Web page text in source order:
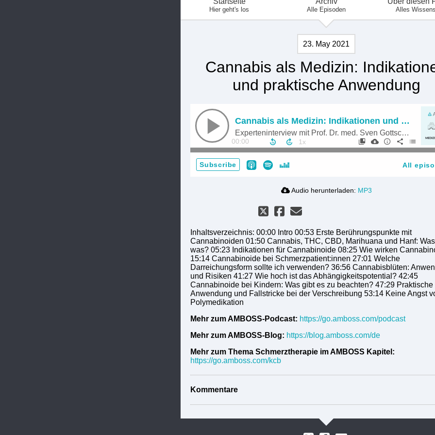
Hier geht's los Alle Episoden Alles
23. May 2021
Cannabis als Medizin:
und praktische Anwendung
Cannabis als Medizin: Indikationen und praktische Anwendung
Experteninterview mit Prof. Dr. med. Sven Gottschling (Universitätsklinikum des Saarlandes)
00:00
Subscribe All
Audio herunterladen: MP3
Inhaltsverzeichnis: 00:00 Intro 00:53 Erste Berührungspunkte mit
Cannabinoiden 01:50 Cannabis, THC, CBD, Marihuana und Hanf:
was? 05:23 Indikationen für Cannabinoide 08:25 Wie wirken
15:14 Cannabinoide bei Schmerzpatient:innen 27:01 Welche
Darreichungsform sollte ich verwenden? 36:56 Cannabisblüten:
und Risiken 41:27 Wie hoch ist das Abhängigkeitspotential? 42:45
Cannabinoide bei Kindern: Was gibt es zu beachten? 47:29 Praktische
Anwendung und Fallstricke bei der Verschreibung 53:14 Keine Angst
Polymedikation
Mehr zum AMBOSS-Podcast: https://go.amboss.com/podcast
Mehr zum AMBOSS-Blog: https://blog.amboss.com/de
Mehr zum Thema Schmerztherapie im AMBOSS Kapitel:
https://go.amboss.com/kcb
Kommentare